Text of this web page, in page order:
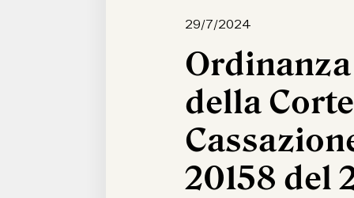
29/7/2024
Ordinanza
della
20158 del